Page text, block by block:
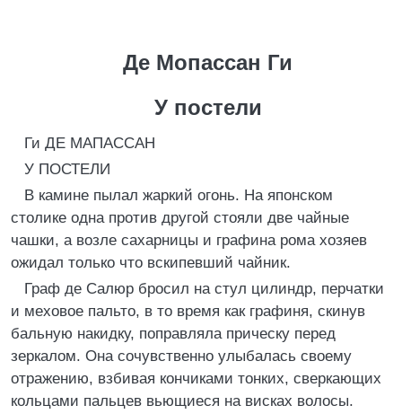
Де Мопассан Ги
У постели
Ги ДЕ МАПАССАН
У ПОСТЕЛИ
В камине пылал жаркий огонь. На японском
столике одна против другой стояли две чайные
чашки, а возле сахарницы и графина рома хозяев
ожидал только что вскипевший чайник.
Граф де Салюр бросил на стул цилиндр, перчатки
и меховое пальто, в то время как графиня, скинув
бальную накидку, поправляла прическу перед
зеркалом. Она сочувственно улыбалась своему
отражению, взбивая кончиками тонких, сверкающих
кольцами пальцев вьющиеся на висках волосы.